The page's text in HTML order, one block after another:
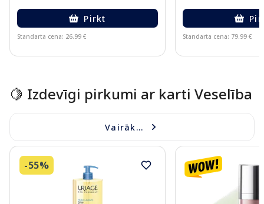
Pirkt
Standarta cena: 26.99 € Standarta cena: 79.99 €
🍋 Izdevīgi pirkumi ar karti Veselība
Vairāk...
-55%